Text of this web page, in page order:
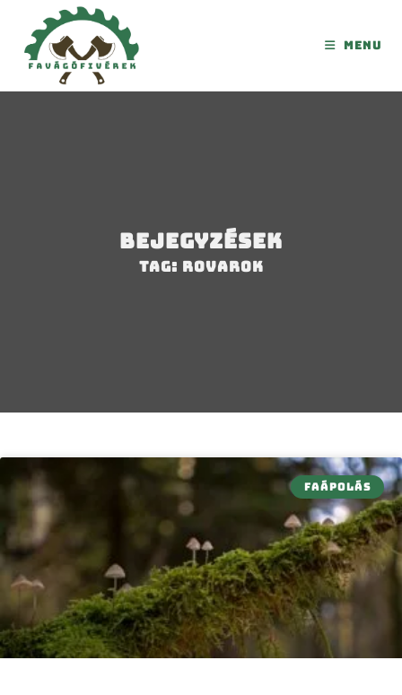
Menu
Bejegyzések
Tag: rovarok
FAÁPOLÁS